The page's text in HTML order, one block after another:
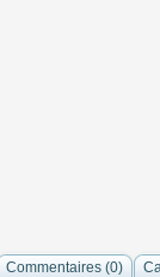
Commentaires (0)